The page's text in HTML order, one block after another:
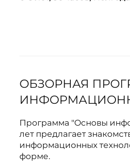
ОБЗОРНАЯ
Программа "Основы
лет предлагает
информационных
форме.